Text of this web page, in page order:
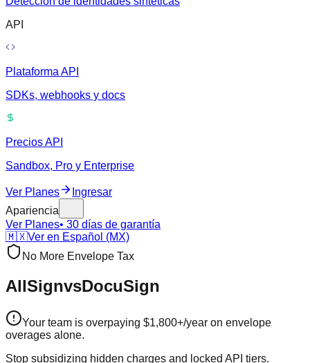
API
Plataforma API
SDKs, webhooks y docs
Precios API
Sandbox, Pro y Enterprise
Ver Planes
Ingresar
Apariencia
Ver Planes• 30 días de garantía
🇲🇽Ver en Español (MX)
No More Envelope Tax
AllSignvsDocuSign
Your team is overpaying $1,800+/year on envelope
overages alone.
Stop subsidizing hidden charges and locked API tiers.